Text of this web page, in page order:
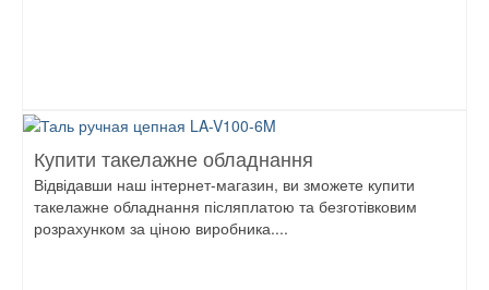
Купити такелажне обладнання
Відвідавши наш інтернет-магазин, ви зможете купити
такелажне обладнання післяплатою та безготівковим
розрахунком за ціною виробника....